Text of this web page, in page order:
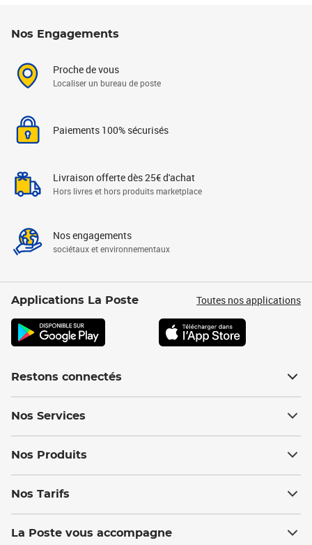
Nos Engagements
Proche de vous
Localiser un bureau de poste
Paiements 100% sécurisés
Livraison offerte dès 25€ d'achat
Hors livres et hors produits marketplace
Nos engagements
sociétaux et environnementaux
Applications La Poste Toutes nos applications
Restons connectés
Nos Services
Nos Produits
Nos Tarifs
La Poste vous accompagne